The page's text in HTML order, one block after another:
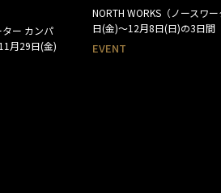
ー カンパ
月29日(金)
NORTH WORKS（ノースワ
日(金)～12月8日(日)の3日間
EVENT